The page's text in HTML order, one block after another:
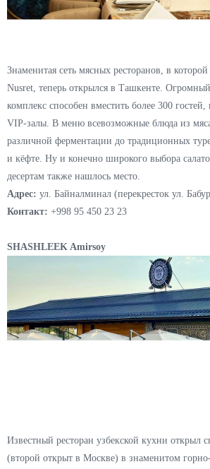
Знаменитая сеть мясных ресторанов, в
Nusret, теперь открылся в Ташкенте.
комплекс способен вместить более 300
VIP-залы. В меню всевозможные блюда из
различной ферментации до традиционных
и кёфте. Ну и конечно широкого выбора
десертам также нашлось место.
Адрес: ул. Байналминал (перекресток ул.
Контакт: +998 95 450 23 23
SHASHLEEK Amirsoy
Известный ресторан узбекской кухни открыл
(второй открыт в Москве) в знаменитом